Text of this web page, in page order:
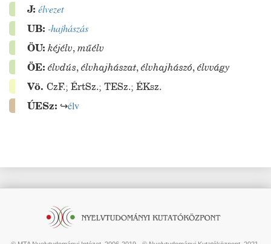
J: élvezet
UB: -hajhászás
ÖU: kéjélv,műélv
ÖE: élvdús,élvhajhászat,élvhajhászó,élvvágy
Vö. CzF.; ÉrtSz.; TESz.; ÉKsz.
ÚESz: ↪élv